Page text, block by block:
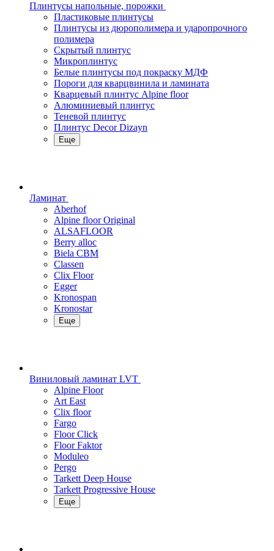
Плинтусы напольные, порожки
Пластиковые плинтусы
Плинтусы из дюрополимера и ударопрочного
полимера
Скрытый плинтус
Микроплинтус
Белые плинтусы под покраску МДФ
Пороги для кварцвинила и ламината
Кварцевый плинтус Alpine floor
Алюминиевый плинтус
Теневой плинтус
Плинтус Decor Dizayn
Еще
Ламинат
Aberhof
Alpine floor Original
ALSAFLOOR
Berry alloc
Biela CBM
Classen
Clix Floor
Egger
Kronospan
Kronostar
Еще
Виниловый ламинат LVT
Alpine Floor
Art East
Clix floor
Fargo
Floor Click
Floor Faktor
Moduleo
Pergo
Tarkett Deep House
Tarkett Progressive House
Еще